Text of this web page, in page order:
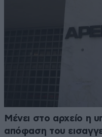
Μένει στο αρχείο η
απόφαση του